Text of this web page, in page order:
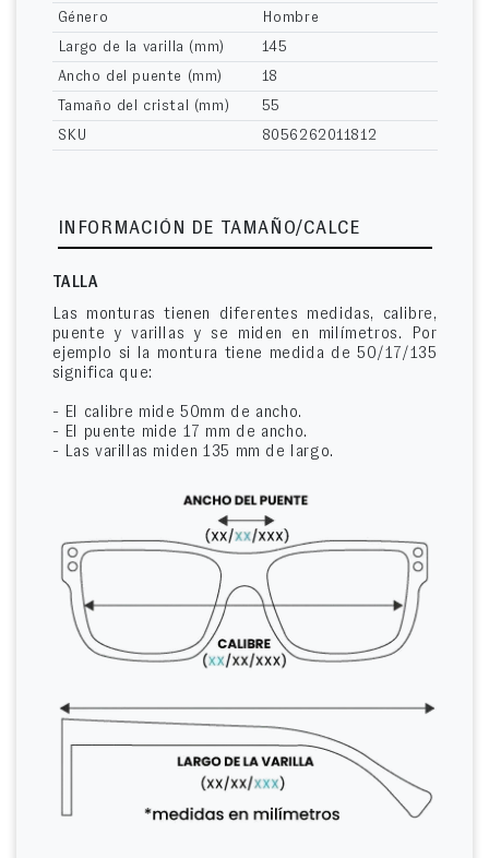
Género
Hombre
Largo de la varilla (mm)
145
Ancho del puente (mm)
18
Tamaño del cristal (mm)
55
SKU
8056262011812
INFORMACIÓN DE TAMAÑO/CALCE
TALLA
Las monturas tienen diferentes medidas, calibre,
puente y varillas y se miden en milímetros. Por
ejemplo si la montura tiene medida de 50/17/135
significa que:
- El calibre mide 50mm de ancho.
- El puente mide 17 mm de ancho.
- Las varillas miden 135 mm de largo.